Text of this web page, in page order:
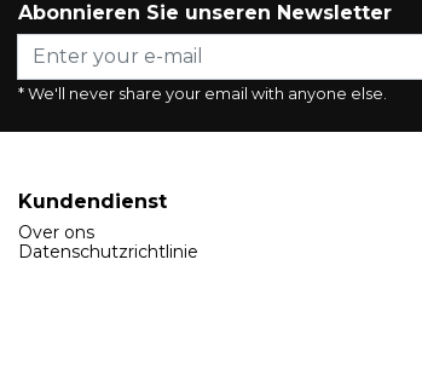
Abonnieren Sie unseren Newsletter
* We'll never share your email with anyone else.
Kundendienst
Over ons
Datenschutzrichtlinie